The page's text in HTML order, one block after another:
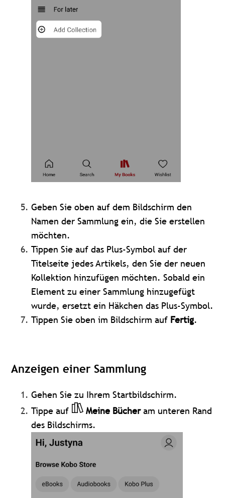
Geben Sie oben auf dem Bildschirm den
Namen der Sammlung ein, die Sie erstellen
möchten.
Tippen Sie auf das Plus-Symbol auf der
Titelseite jedes Artikels, den Sie der neuen
Kollektion hinzufügen möchten. Sobald ein
Element zu einer Sammlung hinzugefügt
wurde, ersetzt ein Häkchen das Plus-Symbol.
Tippen Sie oben im Bildschirm auf Fertig.
Anzeigen einer Sammlung
Gehen Sie zu Ihrem Startbildschirm.
Tippe auf
Meine Bücheram unteren Rand
des Bildschirms.